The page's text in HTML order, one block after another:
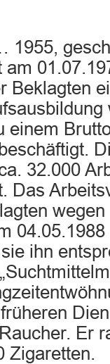
1955,
Beklagten
einem
32.000
Das
wegen
ihn
Er
Zigaretten.